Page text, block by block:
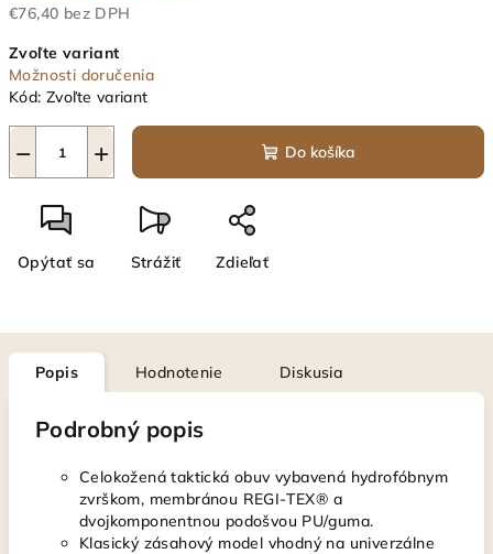
€76,40 bez DPH
cena:
Zvoľte variant
Možnosti doručenia
Kód: Zvoľte variant
+
− Do košíka
Opýtať sa Strážiť Zdieľať
Popis Hodnotenie Diskusia
Podrobný popis
Celokožená taktická obuv vybavená hydrofóbnym
zvrškom, membránou REGI-TEX® a
dvojkomponentnou podošvou PU/guma.
Klasický zásahový model vhodný na univerzálne